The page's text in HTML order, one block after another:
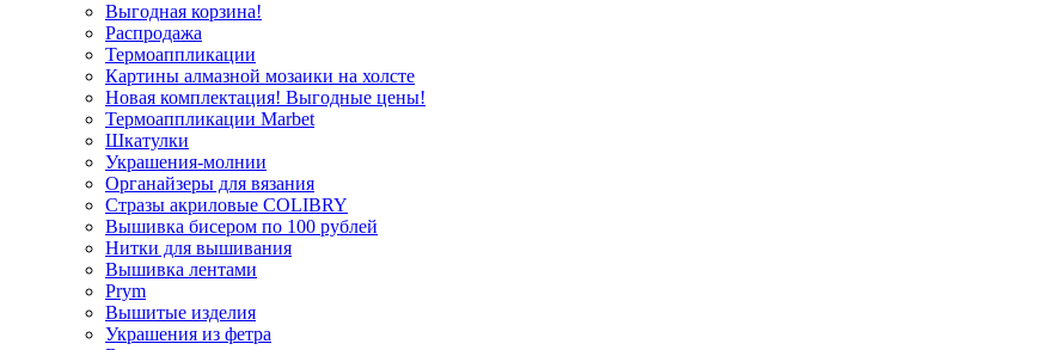
Выгодная корзина!
Распродажа
Термоаппликации
Картины алмазной мозаики на холсте
Новая комплектация! Выгодные цены!
Термоаппликации Marbet
Шкатулки
Украшения-молнии
Органайзеры для вязания
Стразы акриловые COLIBRY
Вышивка бисером по 100 рублей
Нитки для вышивания
Вышивка лентами
Prym
Вышитые изделия
Украшения из фетра